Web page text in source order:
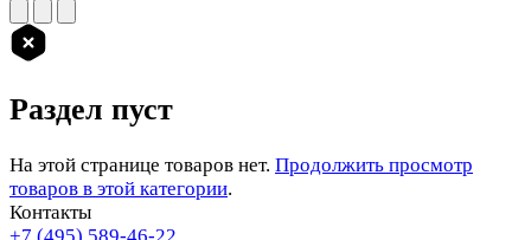
Раздел пуст
На этой странице товаров нет. Продолжить просмотр
товаров в этой категории.
Контакты
+7 (495) 589-46-22